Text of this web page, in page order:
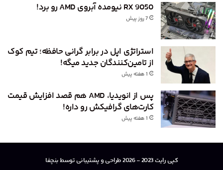
RX 9050 نیومده آبروی AMD رو برد!
7 روز پیش
استراتژی اپل در برابر گرانی حافظه؛ تیم کوک
از تامین‌کنندگان جدید میگه!
1 هفته پیش
پس از انویدیا، AMD هم قصد افزایش قیمت
کارت‌های گرافیکش رو داره!
1 هفته پیش
کپی رایت 2023 - 2026 طراحی و پشتیبانی توسط بنچفا